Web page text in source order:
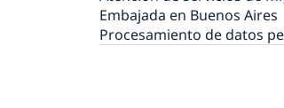
Embajada en Buenos Aires
Procesamiento de datos